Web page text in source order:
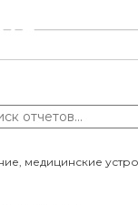
медицинские